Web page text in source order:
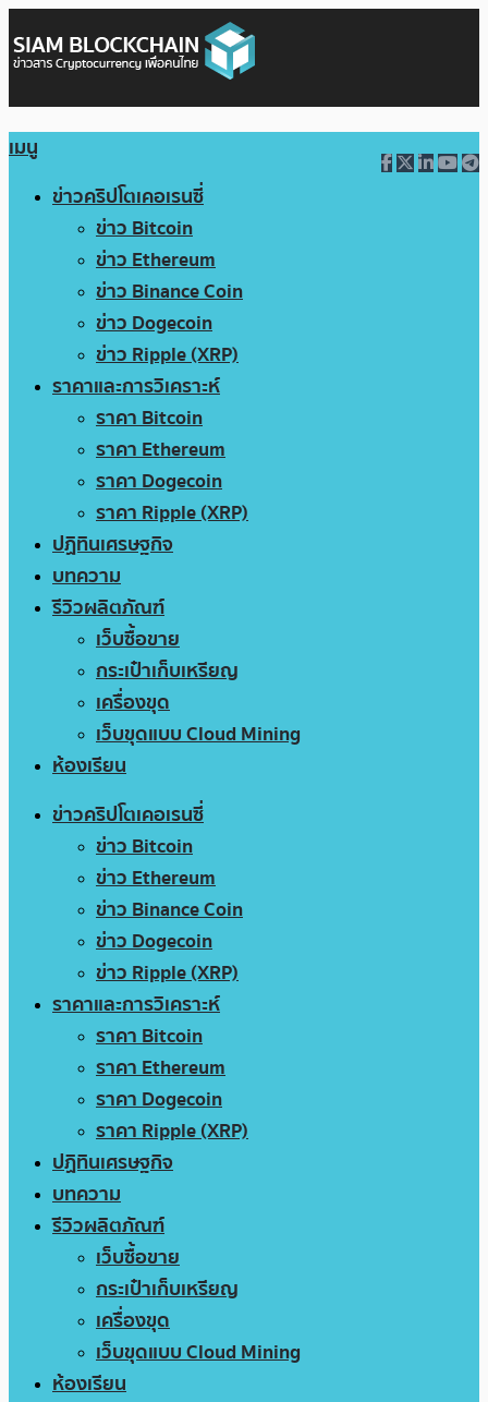
เมนู
ข่าวคริปโตเคอเรนซี่
ข่าว Bitcoin
ข่าว Ethereum
ข่าว Binance Coin
ข่าว Dogecoin
ข่าว Ripple (XRP)
ราคาและการวิเคราะห์
ราคา Bitcoin
ราคา Ethereum
ราคา Dogecoin
ราคา Ripple (XRP)
ปฏิทินเศรษฐกิจ
บทความ
รีวิวผลิตภัณฑ์
เว็บซื้อขาย
กระเป๋าเก็บเหรียญ
เครื่องขุด
เว็บขุดแบบ Cloud Mining
ห้องเรียน
ข่าวคริปโตเคอเรนซี่
ข่าว Bitcoin
ข่าว Ethereum
ข่าว Binance Coin
ข่าว Dogecoin
ข่าว Ripple (XRP)
ราคาและการวิเคราะห์
ราคา Bitcoin
ราคา Ethereum
ราคา Dogecoin
ราคา Ripple (XRP)
ปฏิทินเศรษฐกิจ
บทความ
รีวิวผลิตภัณฑ์
เว็บซื้อขาย
กระเป๋าเก็บเหรียญ
เครื่องขุด
เว็บขุดแบบ Cloud Mining
ห้องเรียน